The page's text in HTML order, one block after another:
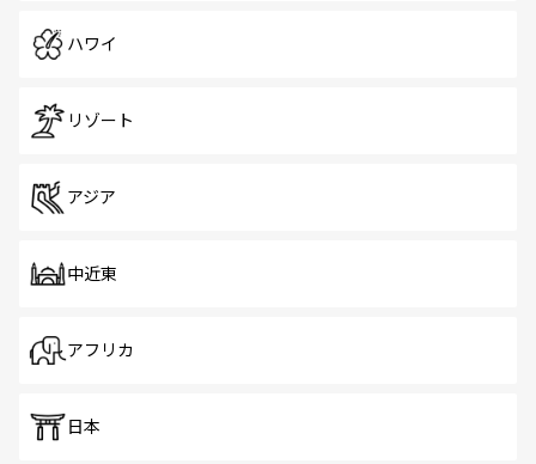
ハワイ
リゾート
アジア
中近東
アフリカ
日本